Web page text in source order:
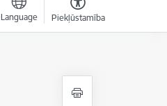
Language Piekļūstamība